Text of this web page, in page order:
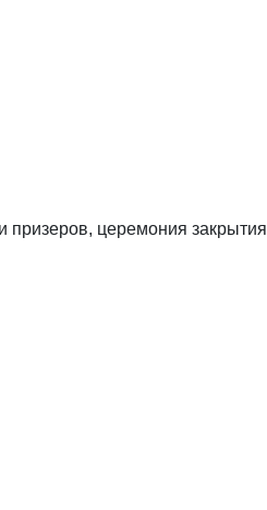
призеров, церемония закрытия